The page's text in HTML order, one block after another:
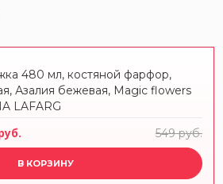
480 мл, костяной фарфор,
Азалия бежевая, Magic flowers
LAFARG
549 руб.
В КОРЗИНУ